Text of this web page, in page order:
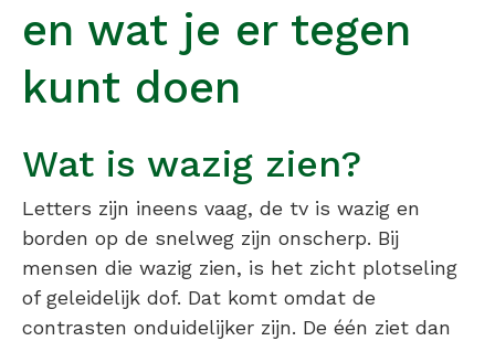
en wat je er tegen
kunt doen
Wat is wazig zien?
Letters zijn ineens vaag, de tv is wazig en
borden op de snelweg zijn onscherp. Bij
mensen die wazig zien, is het zicht plotseling
of geleidelijk dof. Dat komt omdat de
contrasten onduidelijker zijn. De één ziet dan